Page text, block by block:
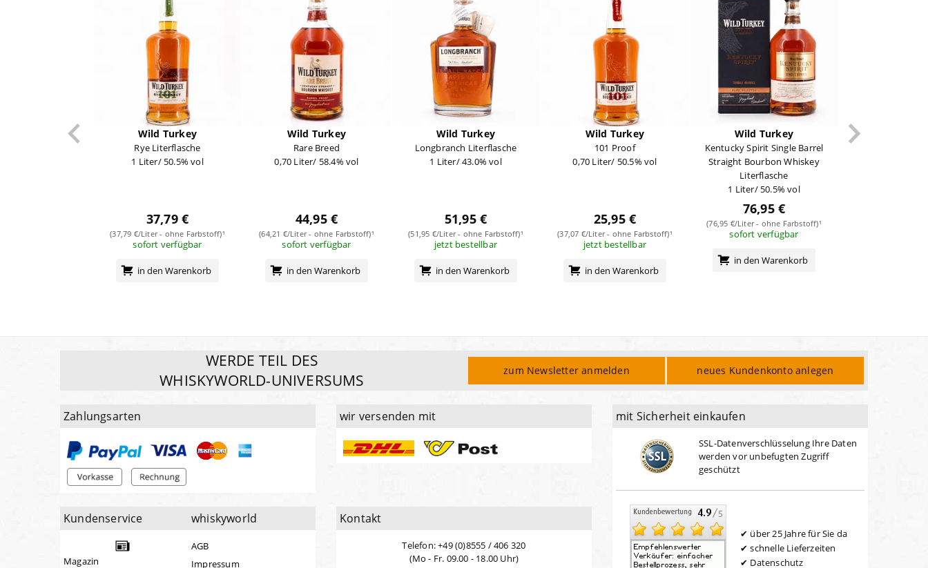
Wild Turkey
Rye Literflasche
1 Liter/ 50.5% vol
37,79 €
(37,79 €/Liter - ohne Farbstoff)¹
sofort verfügbar
in den Warenkorb
Wild Turkey
Rare Breed
0,70 Liter/ 58.4% vol
44,95 €
(64,21 €/Liter - ohne Farbstoff)¹
sofort verfügbar
in den Warenkorb
Wild Turkey
Longbranch Literflasche
1 Liter/ 43.0% vol
51,95 €
(51,95 €/Liter - ohne Farbstoff)¹
jetzt bestellbar
in den Warenkorb
Wild Turkey
101 Proof
0,70 Liter/ 50.5% vol
25,95 €
(37,07 €/Liter - ohne Farbstoff)¹
jetzt bestellbar
in den Warenkorb
Wild Turkey
Kentucky Spirit Single Barrel
Straight Bourbon Whiskey
Literflasche
1 Liter/ 50.5% vol
76,95 €
(76,95 €/Liter - ohne Farbstoff)¹
sofort verfügbar
in den Warenkorb
WERDE TEIL DES
WHISKYWORLD-UNIVERSUMS
zum Newsletter anmelden neues Kundenkonto anlegen
Zahlungsarten wir versenden mit
Kundenservice
Magazin
whiskyworld
AGB
Impressum
Kontakt
Telefon: +49 (0)8555 / 406 320
(Mo - Fr. 09.00 - 18.00 Uhr)
mit Sicherheit einkaufen
SSL-Datenverschlüsselung Ihre Daten
werden vor unbefugten Zugriff
geschützt
über 25 Jahre für Sie da
schnelle Lieferzeiten
Datenschutz